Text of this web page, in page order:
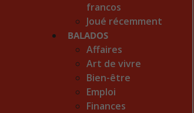
francos
Joué récemment
BALADOS
Affaires
Art de vivre
Bien-être
Emploi
Finances